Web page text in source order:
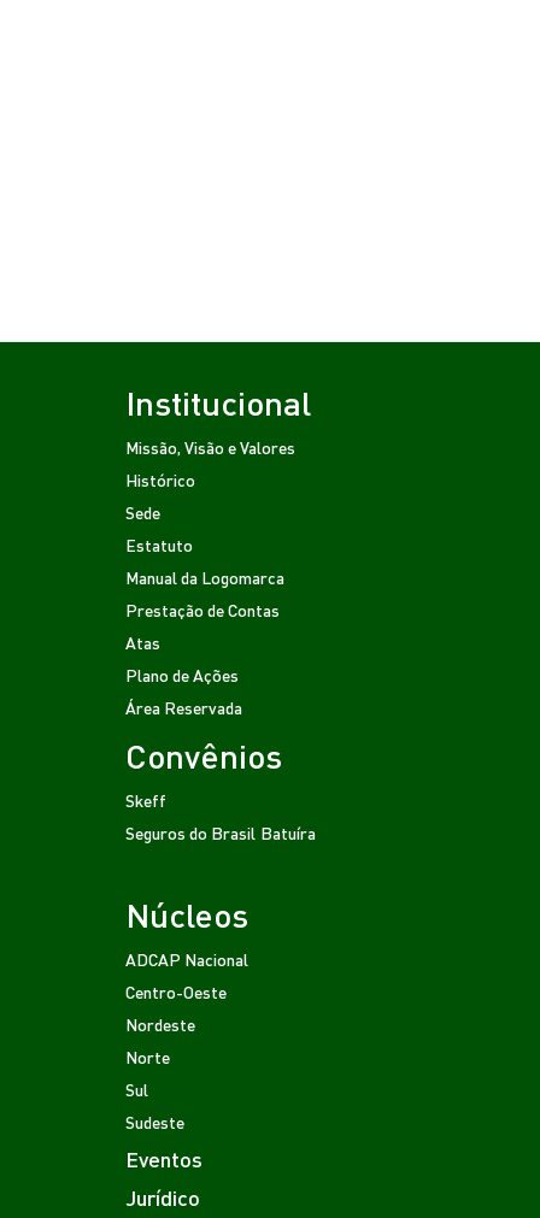
Institucional
Missão, Visão e Valores
Histórico
Sede
Estatuto
Manual da Logomarca
Prestação de Contas
Atas
Plano de Ações
Área Reservada
Convênios
Skeff
Seguros do Brasil Batuíra
Núcleos
ADCAP Nacional
Centro-Oeste
Nordeste
Norte
Sul
Sudeste
Eventos
Jurídico